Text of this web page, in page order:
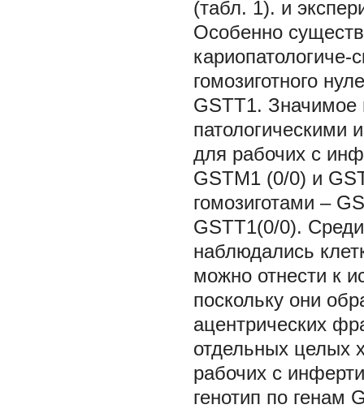
(табл. 1). и
Особенно
гомозиготного
GSTT1. Значимое
патологическими
для рабочих с
GSTM1 (0/0) и
гомозиготами –
GSTT1(0/0).
наблюдались
можно отнести к
поскольку они
ацентрических
отдельных целых
рабочих с
генотип по генам